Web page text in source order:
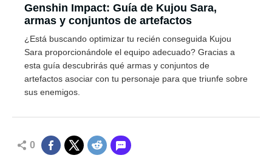
Genshin Impact: Guía de Kujou Sara,
armas y conjuntos de artefactos
¿Está buscando optimizar tu recién conseguida Kujou
Sara proporcionándole el equipo adecuado? Gracias a
esta guía descubrirás qué armas y conjuntos de
artefactos asociar con tu personaje para que triunfe sobre
sus enemigos.
0